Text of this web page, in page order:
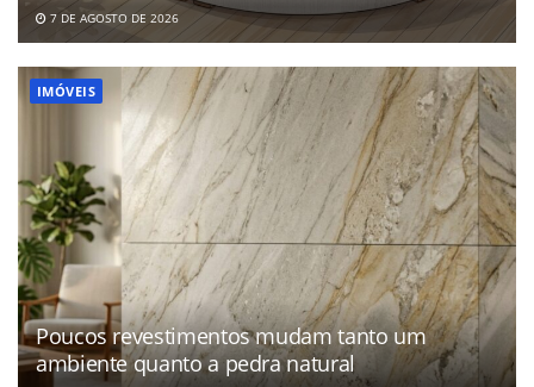
7 DE AGOSTO DE 2026
IMÓVEIS
Poucos revestimentos mudam tanto um
ambiente quanto a pedra natural